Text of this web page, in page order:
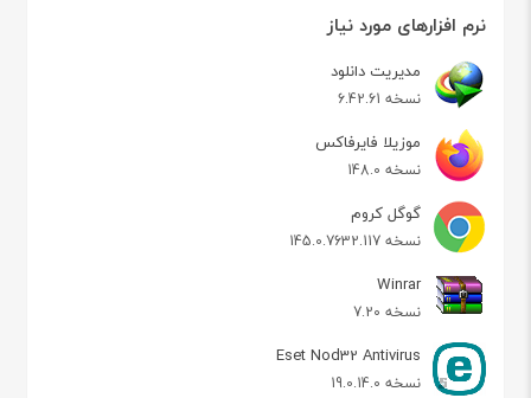
نرم افزارهای مورد نیاز
مدیریت دانلود
نسخه 6.42.61
موزیلا فایرفاکس
نسخه 148.0
گوگل کروم
نسخه 145.0.7632.117
Winrar
نسخه 7.20
Eset Nod32 Antivirus
نسخه 19.0.14.0